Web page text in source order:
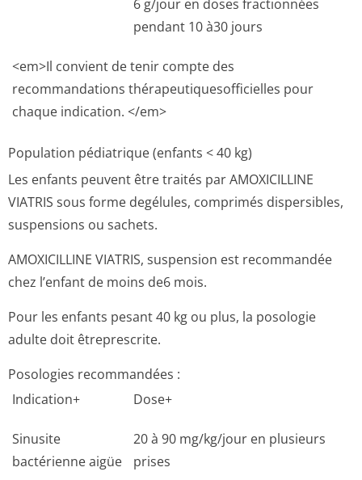
6 g/jour en doses fractionnées
pendant 10 à30 jours
<em>Il convient de tenir compte des
recommandations thérapeutique­sofficielles pour
chaque indication. </em>
Population pédiatrique (enfants < 40 kg)
Les enfants peuvent être traités par AMOXICILLINE
VIATRIS sous forme degélules, comprimés dispersibles,
suspensions ou sachets.
AMOXICILLINE VIATRIS, suspension est recommandée
chez l’enfant de moins de6 mois.
Pour les enfants pesant 40 kg ou plus, la posologie
adulte doit êtreprescrite.
Posologies recommandées :
Indication+
Dose+
Sinusite
bactérienne aigüe
20 à 90 mg/kg/jour en plusieurs
prises